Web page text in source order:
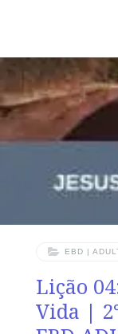
Segunda – Mt
respeito de
Jesus, a
EBD |
Lição
Vida |